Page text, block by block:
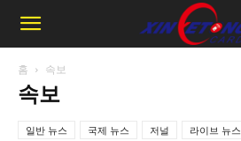
홈 속보
속보
일반 뉴스 국제 뉴스 저널 라이브 뉴스